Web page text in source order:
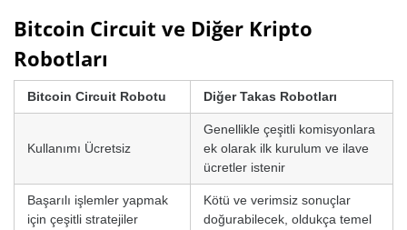
Bitcoin Circuit ve Diğer Kripto
Robotları
Bitcoin Circuit Robotu Diğer Takas Robotları
Kullanımı Ücretsiz
Genellikle çeşitli komisyonlara
ek olarak ilk kurulum ve ilave
ücretler istenir
Başarılı işlemler yapmak
için çeşitli stratejiler
Kötü ve verimsiz sonuçlar
doğurabilecek, oldukça temel